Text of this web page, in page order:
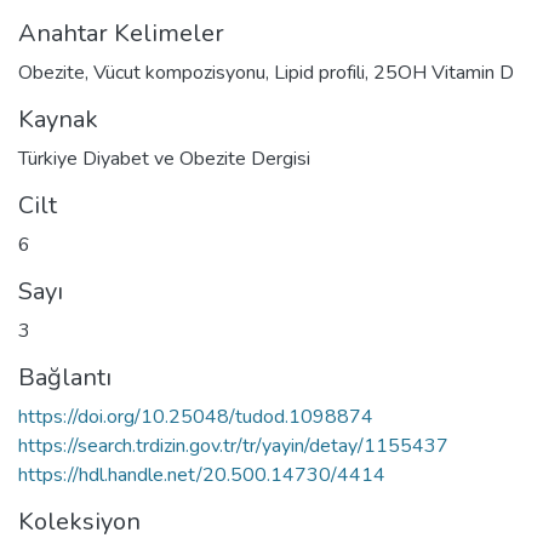
Anahtar Kelimeler
Obezite, Vücut kompozisyonu, Lipid profili, 25OH Vitamin D
Kaynak
Türkiye Diyabet ve Obezite Dergisi
Cilt
6
Sayı
3
Bağlantı
https://doi.org/10.25048/tudod.1098874
https://search.trdizin.gov.tr/tr/yayin/detay/1155437
https://hdl.handle.net/20.500.14730/4414
Koleksiyon